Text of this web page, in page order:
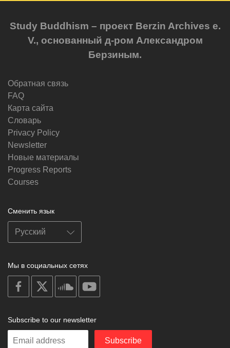
Study Buddhism – проект Berzin Archives e.
V., основанный д-ром Александром
Берзиным.
Обратная связь
FAQ
Карта сайта
Словарь
Privacy Policy
Newsletter
Новые материалы
Progress Reports
Courses
Сменить язык
Мы в социальных сетях
on
facebook
soundcloud
Subscribe to our newsletter
Enter
Subscribe